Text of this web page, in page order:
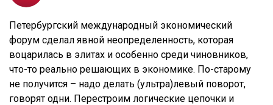
Петербургский международный экономический
форум сделал явной неопределенность, которая
воцарилась в элитах и особенно среди чиновников,
что-то реально решающих в экономике. По-старому
не получится – надо делать (ультра)левый поворот,
говорят одни. Перестроим логические цепочки и